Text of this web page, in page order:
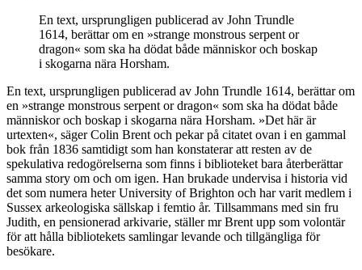
En text, ursprungligen publicerad av John Trundle
1614, berättar om en »strange monstrous serpent or
dragon« som ska ha dödat både människor och boskap
i skogarna nära Horsham.
En text, ursprungligen publicerad av John Trundle 1614, berättar om
en »strange monstrous serpent or dragon« som ska ha dödat både
människor och boskap i skogarna nära Horsham. »Det här är
urtexten«, säger Colin Brent och pekar på citatet ovan i en gammal
bok från 1836 samtidigt som han konstaterar att resten av de
spekulativa redogörelserna som finns i biblioteket bara återberättar
samma story om och om igen. Han brukade undervisa i historia vid
det som numera heter University of Brighton och har varit medlem i
Sussex arkeologiska sällskap i femtio år. Tillsammans med sin fru
Judith, en pensionerad arkivarie, ställer mr Brent upp som volontär
för att hålla bibliotekets samlingar levande och tillgängliga för
besökare.